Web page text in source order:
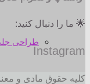
طراحی
🌟 ما را دنبال کنید:
Instagram
کلیه حقوق مادی و